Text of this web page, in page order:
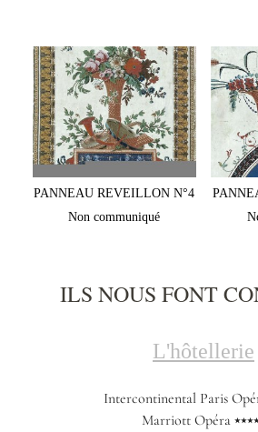
PANNEAU REVEILLON N°4
Non communiqué
ILS NOUS FONT
L'hôtellerie
Intercontinental Paris
Marriott Opéra